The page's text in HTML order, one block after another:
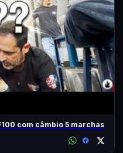
com câmbio 5 marchas